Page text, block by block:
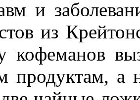
и
из
кофеманов
продуктам, а